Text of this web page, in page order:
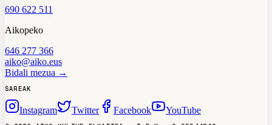
690 622 511
Aikopeko
646 277 366
aiko@aiko.eus
Bidali mezua →
SAREAK
Instagram Twitter Facebook YouTube